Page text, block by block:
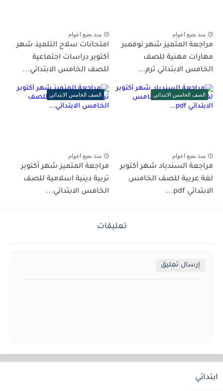
منذ بضع اعوام
مراجعة المتميز شهر نوفمبر
مهارات مهنية للصف
الخامس الابتدائي ترم...
منذ بضع اعوام
امتحانات سلاح التلميذ شهر
أكتوبر دراسات اجتماعية
للصف الخامس الابتدائي...
الصف الخامس الابتدائي
منذ بضع اعوام
مراجعة السندباد شهر أكتوبر
لغة عربية للصف الخامس
الابتدائي pdf...
الصف الخامس الابتدائي
منذ بضع اعوام
مراجعة المتميز شهر أكتوبر
تربية دينية اسلامية للصف
الخامس الابتدائي...
تعليقات
إرسال تعليق
ابتدائي